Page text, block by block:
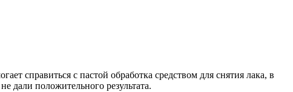
справиться с пастой обработка средством для снятия лака, в
дали положительного результата.